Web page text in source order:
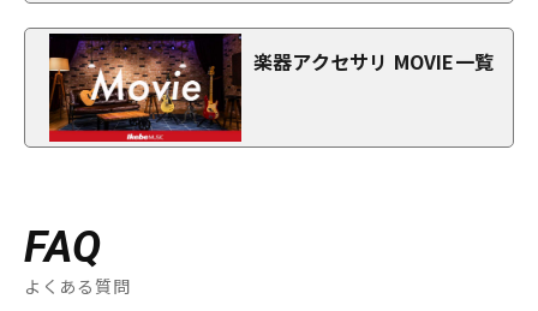
楽器アクセサリ MOVIE一覧
FAQ
よくある質問